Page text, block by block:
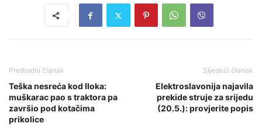
Prethodni članak
Teška nesreća kod Iloka:
muškarac pao s traktora pa
završio pod kotačima
prikolice
Sljedeći članak
Elektroslavonija najavila
prekide struje za srijedu
(20.5.): provjerite popis